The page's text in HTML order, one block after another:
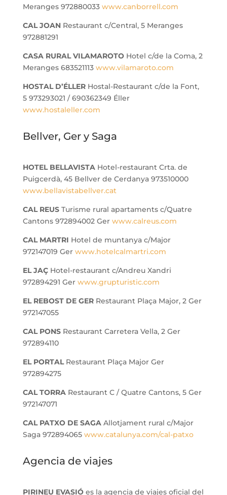
Meranges 972880033 www.canborrell.com
CAL JOANRestaurant c/Central, 5 Meranges
972881291
CASA RURAL VILAMAROTOHotel c/de la Coma, 2
Meranges 683521113 www.vilamaroto.com
HOSTAL D’ÉLLERHostal-Restaurant c/de la Font,
5 973293021 / 690362349 Éller
www.hostaleller.com
Bellver, Ger y Saga
HOTEL BELLAVISTAHotel-restaurant Crta. de
Puigcerdà, 45 Bellver de Cerdanya 973510000
www.bellavistabellver.cat
CAL REUSTurisme rural apartaments c/Quatre
Cantons 972894002 Ger www.calreus.com
CAL MARTRI Hotel de muntanya c/Major
972147019 Ger www.hotelcalmartri.com
EL JAÇHotel-restaurant c/Andreu Xandri
972894291 Ger www.grupturistic.com
EL REBOST DE GERRestaurant Plaça Major, 2 Ger
972147055
CAL PONSRestaurant Carretera Vella, 2 Ger
972894110
EL PORTALRestaurant Plaça Major Ger
972894275
CAL TORRARestaurant C / Quatre Cantons, 5 Ger
972147071
CAL PATXO DE SAGAAllotjament rural c/Major
Saga 972894065 www.catalunya.com/cal-patxo
Agencia de viajes
PIRINEU EVASIÓes la agencia de viajes oficial del